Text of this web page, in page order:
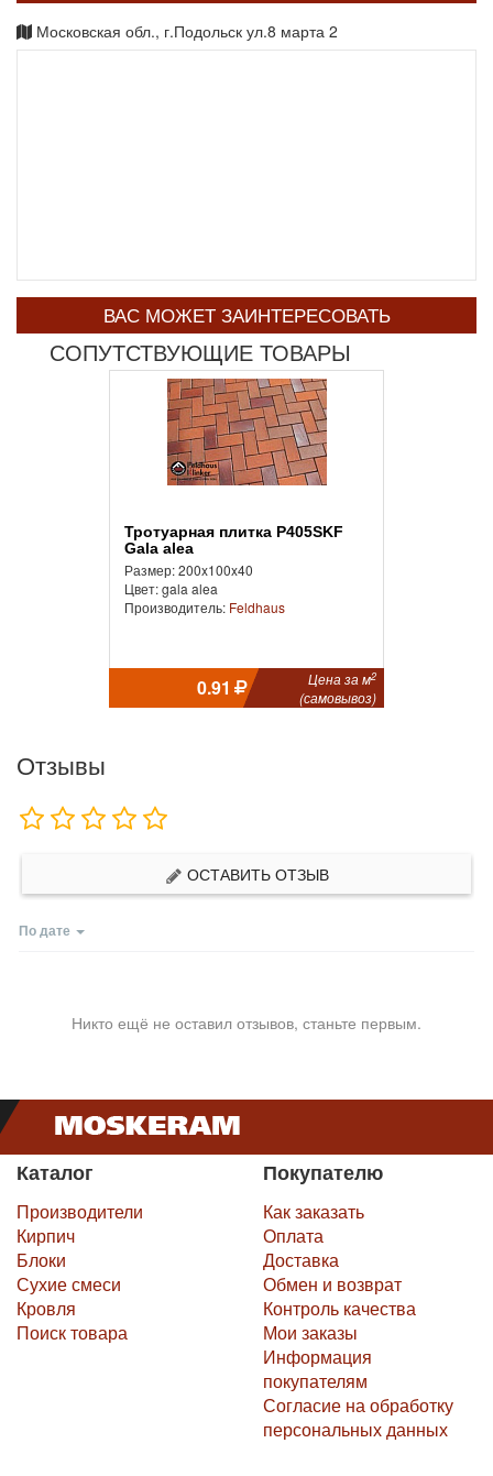
Московская обл., г.Подольск ул.8 марта 2
ВАС МОЖЕТ ЗАИНТЕРЕСОВАТЬ
СОПУТСТВУЮЩИЕ ТОВАРЫ
Тротуарная плитка P405SKF
Gala alea
Размер: 200x100x40
Цвет: gala alea
Производитель: Feldhaus
0.91 Цена за м2
(самовывоз)
Отзывы
ОСТАВИТЬ ОТЗЫВ
По дате
Никто ещё не оставил отзывов, станьте первым.
Каталог
Производители
Кирпич
Блоки
Сухие смеси
Кровля
Поиск товара
Покупателю
Как заказать
Оплата
Доставка
Обмен и возврат
Контроль качества
Мои заказы
Информация
покупателям
Согласие на обработку
персональных данных